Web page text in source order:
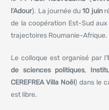
l’Adour). La journée du10 juin
de la coopération Est-Sud
trajectoires Roumanie-Afrique.
Le colloque est organisé par l’
de sciences politiques,
CEREFREA Villa Noël) dans le
est libre.